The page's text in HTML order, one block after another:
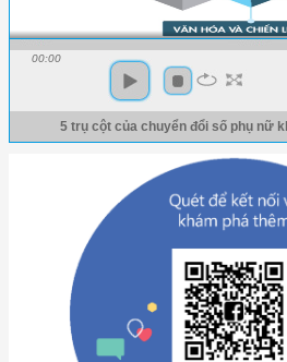
00:00
5 trụ cột của chuyển đổi số phụ nữ